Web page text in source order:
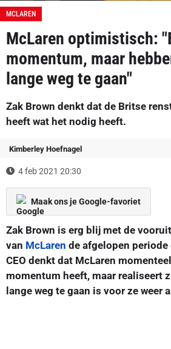
MCLAREN
McLaren optimistisch:
momentum, maar
lange weg te gaan"
Zak Brown denkt dat de Britse
heeft wat het nodig heeft.
Kimberley Hoefnagel
4 feb 2021 20:30
Maak ons je Google-favoriet
Zak Brown is erg blij met de
van McLaren de afgelopen
CEO denkt dat McLaren
momentum heeft, maar realiseert
lange weg te gaan is voor ze weer